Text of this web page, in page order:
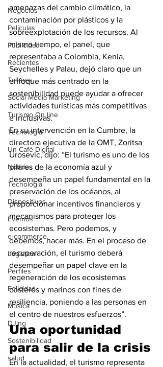
Negocios
Películas
Publicidad
Recientes
Talleres
Social Media Marketing
Turismo On line
Tecnología
Un Café Digital
Noticias
Tecnología
Dispositivos
Eventos
e-commerce
Logística
Perfiles
Felicidad
Música
DJing
Sostenibilidad
salud
amenazas del cambio climático, la
contaminación por plásticos y la
sobreexplotación de los recursos. Al
mismo tiempo, el panel, que
representaba a Colombia, Kenia,
Seychelles y Palau, dejó claro que un
enfoque más centrado en la
sostenibilidad puede ayudar a ofrecer
actividades turísticas más competitivas
e inclusivas.
En su intervención en la Cumbre, la
directora ejecutiva de la OMT, Zoritsa
Urosevic, dijo: “El turismo es uno de los
pilares de la economía azul y
desempeña un papel fundamental en la
preservación de los océanos, al
proporcionar incentivos financieros y
mecanismos para proteger los
ecosistemas. Pero podemos, y
debemos, hacer más. En el proceso de
recuperación, el turismo deberá
desempeñar un papel clave en la
regeneración de los ecosistemas
costeros y marinos con fines de
resiliencia, poniendo a las personas en
el centro de nuestros esfuerzos”.
Una oportunidad
para salir de la crisis
En la actualidad, el turismo representa